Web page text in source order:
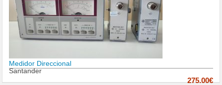
Medidor Direccional
Santander
275.00€